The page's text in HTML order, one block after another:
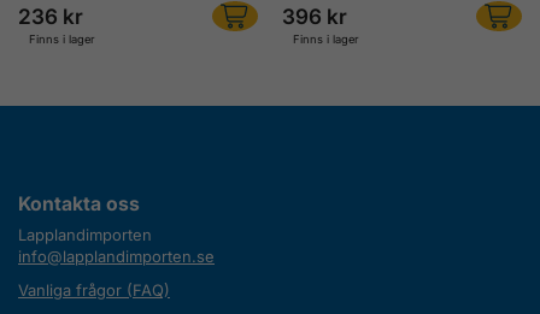
236 kr
Finns i lager
396 kr
Finns i lager
Kontakta oss
Lapplandimporten
info@lapplandimporten.se
Vanliga frågor (FAQ)